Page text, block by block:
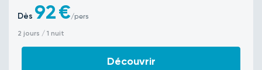
Dès 92€/pers
2 jours / 1 nuit
Découvrir